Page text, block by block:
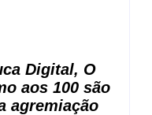
Digital, O
aos 100 são
agremiação